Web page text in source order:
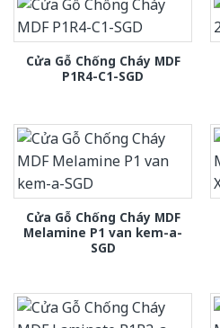
Cửa Gỗ Chống Cháy MDF
P1R4-C1-SGD
Cửa Gỗ Chống Cháy MDF
Melamine P1 van kem-a-
SGD